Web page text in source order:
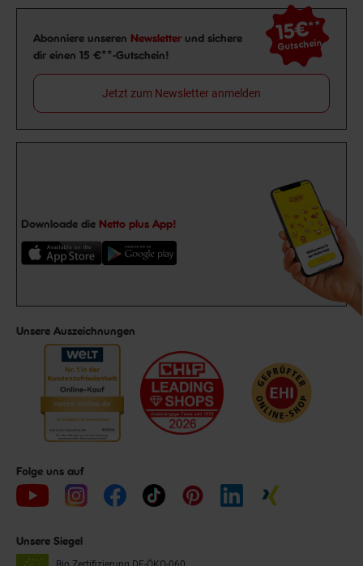
Newsletter Anmeldung
Abonniere unseren Newsletter und sichere
dir einen 15 €**-Gutschein!
15€**
Gutschein
Jetzt zum Newsletter anmelden
Downloade die Netto plus App!
Unsere Auszeichnungen
Folge uns auf
Unsere Siegel